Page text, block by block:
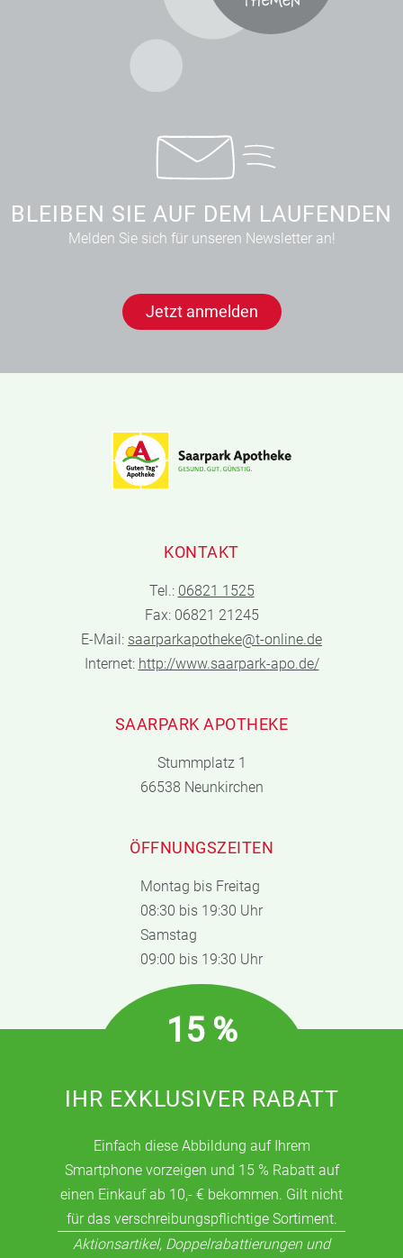
BLEIBEN SIE AUF DEM LAUFENDEN
Melden Sie sich für unseren Newsletter an!
Jetzt anmelden
KONTAKT
Tel.: 06821 1525
Fax: 06821 21245
E-Mail: saarparkapotheke@t-online.de
Internet: http://www.saarpark-apo.de/
SAARPARK APOTHEKE
Stummplatz 1
66538 Neunkirchen
ÖFFNUNGSZEITEN
Montag bis Freitag
08:30 bis 19:30 Uhr
Samstag
09:00 bis 19:30 Uhr
15 %
IHR EXKLUSIVER RABATT
Einfach diese Abbildung auf Ihrem
Smartphone vorzeigen und 15 % Rabatt auf
einen Einkauf ab 10,- € bekommen. Gilt nicht
für das verschreibungspflichtige Sortiment.
Aktionsartikel, Doppelrabattierungen und